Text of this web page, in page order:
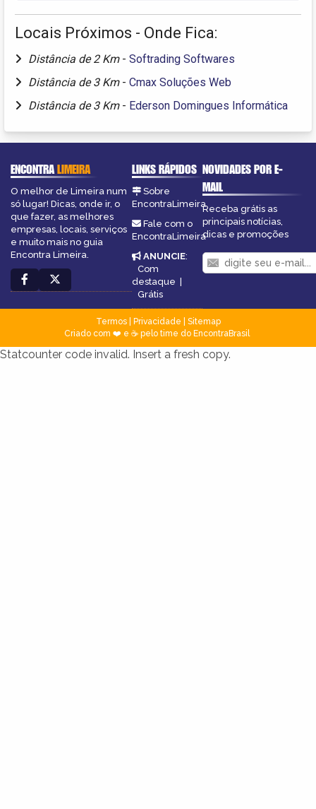
Locais Próximos - Onde Fica:
Distância de 2 Km - Softrading Softwares
Distância de 3 Km - Cmax Soluções Web
Distância de 3 Km - Ederson Domingues Informática
ENCONTRALIMEIRA
O melhor de Limeira num
só lugar! Dicas, onde ir, o
que fazer, as melhores
empresas, locais, serviços
e muito mais no guia
Encontra Limeira.
LINKS RÁPIDOS
Sobre
EncontraLimeira
Fale com o
EncontraLimeira
ANUNCIE:
Com
destaque |
Grátis
NOVIDADES POR E-
MAIL
Receba grátis as
principais notícias,
dicas e promoções
Termos| Privacidade
Sitemap
Criado com ❤️ e ☕ pelo time do EncontraBrasil
Statcounter code invalid. Insert a fresh copy.